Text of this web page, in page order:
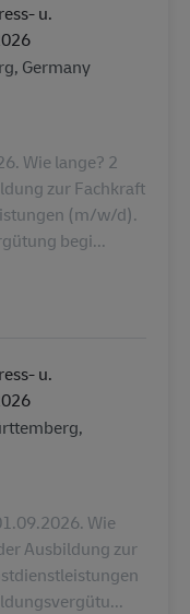
u.
Germany
Wie lange? 2
zur Fachkraft
(m/w/d).
begi...
u.
Wie
Ausbildung zur